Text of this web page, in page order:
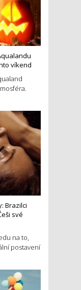
víkend
Brazilci
své
na to,
postavení